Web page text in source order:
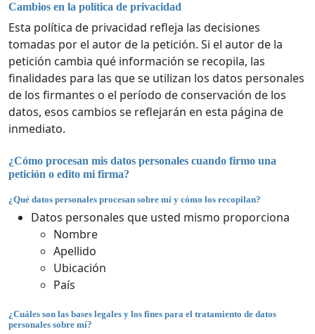
Cambios en la política de privacidad
Esta política de privacidad refleja las decisiones
tomadas por el autor de la petición. Si el autor de la
petición cambia qué información se recopila, las
finalidades para las que se utilizan los datos personales
de los firmantes o el período de conservación de los
datos, esos cambios se reflejarán en esta página de
inmediato.
¿Cómo procesan mis datos personales cuando firmo una
petición o edito mi firma?
¿Qué datos personales procesan sobre mí y cómo los recopilan?
Datos personales que usted mismo proporciona
Nombre
Apellido
Ubicación
País
¿Cuáles son las bases legales y los fines para el tratamiento de datos
personales sobre mí?